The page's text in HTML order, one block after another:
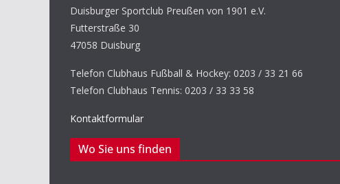
Duisburger Sportclub Preußen von 1901 e.V.
Futterstraße 30
47058 Duisburg
Telefon Clubhaus Fußball & Hockey: 0203 / 33 21 66
Telefon Clubhaus Tennis: 0203 / 33 33 58
Kontaktformular
Wo Sie uns finden